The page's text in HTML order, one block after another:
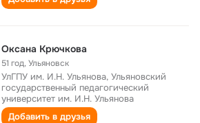
Оксана Крючкова
51 год,Ульяновск
УлГПУ им. И.Н. Ульянова, Ульяновский
государственный педагогический
университет им. И.Н. Ульянова
Добавить в друзья